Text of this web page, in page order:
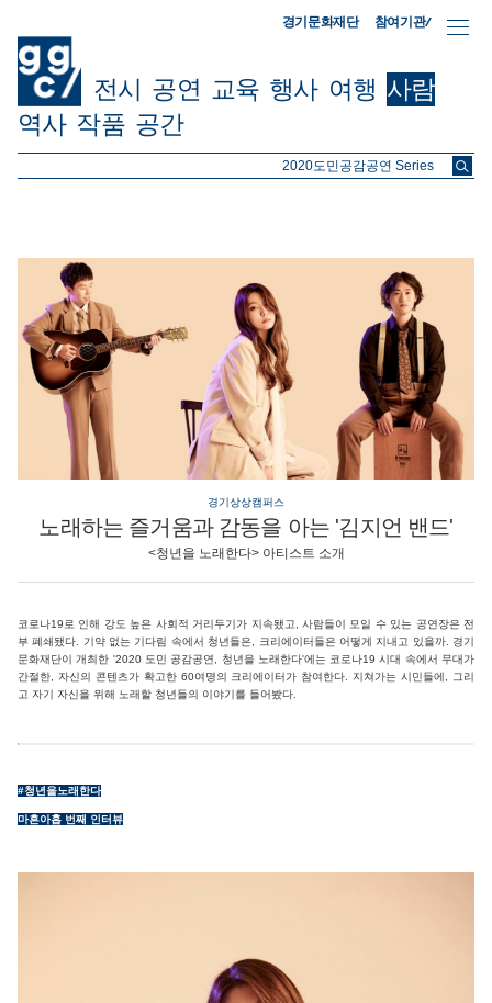
경기문화재단 참여기관/
전시 공연 교육 행사 여행 사람
역사 작품 공간
ggc/
경기상상캠퍼스
노래하는 즐거움과 감동을 아는 '김지언 밴드'
<청년을 노래한다> 아티스트 소개
코로나19로 인해 강도 높은 사회적 거리두기가 지속됐고, 사람들이 모일 수 있는 공연장은 전
부 폐쇄됐다. 기약 없는 기다림 속에서 청년들은, 크리에이터들은 어떻게 지내고 있을까. 경기
문화재단이 개최한 '2020 도민 공감공연, 청년을 노래한다'에는 코로나19 시대 속에서 무대가
간절한, 자신의 콘텐츠가 확고한 60여명의 크리에이터가 참여한다. 지쳐가는 시민들에, 그리
고 자기 자신을 위해 노래할 청년들의 이야기를 들어봤다.
#청년을노래한다
마흔아홉 번째 인터뷰